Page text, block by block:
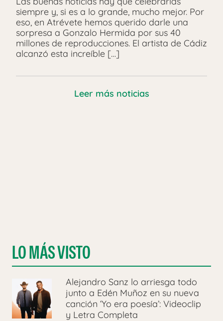
siempre y, si es a lo grande, mucho mejor. Por
eso, en Atrévete hemos querido darle una
sorpresa a Gonzalo Hermida por sus 40
millones de reproducciones. El artista de Cádiz
alcanzó esta increíble […]
Leer más noticias
LO MÁS VISTO
Alejandro Sanz lo arriesga todo
junto a Edén Muñoz en su nueva
canción ‘Yo era poesía’: Videoclip
y Letra Completa